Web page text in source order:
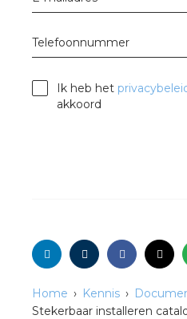
Telefoonnummer
Ik heb het
akkoord
Home Kennis
Stekerbaar installeren
RST®